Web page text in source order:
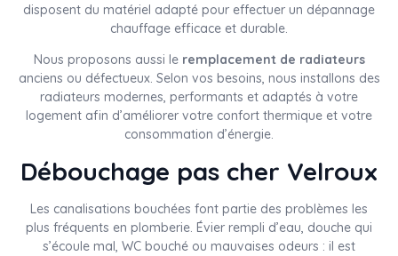
disposent du matériel adapté pour effectuer un dépannage
chauffage efficace et durable.
Nous proposons aussi le remplacement de radiateurs
anciens ou défectueux. Selon vos besoins, nous installons des
radiateurs modernes, performants et adaptés à votre
logement afin d’améliorer votre confort thermique et votre
consommation d’énergie.
Débouchage pas cher Velroux
Les canalisations bouchées font partie des problèmes les
plus fréquents en plomberie. Évier rempli d’eau, douche qui
s’écoule mal, WC bouché ou mauvaises odeurs : il est